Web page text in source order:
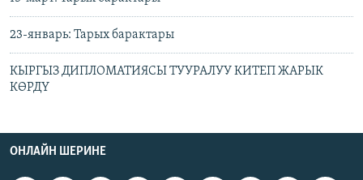
23-январь: Тарых барактары
КЫРГЫЗ ДИПЛОМАТИЯСЫ ТУУРАЛУУ КИТЕП ЖАРЫК
КӨРДҮ
ОНЛАЙН ШЕРИНЕ